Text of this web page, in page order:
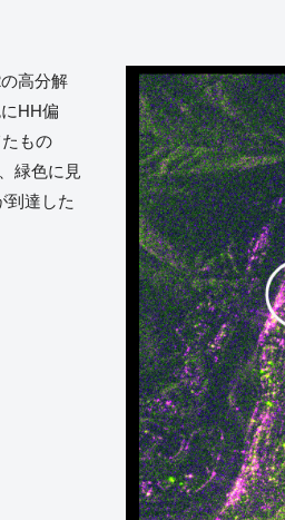
高分解
HH偏
もの
緑色に見
到達した